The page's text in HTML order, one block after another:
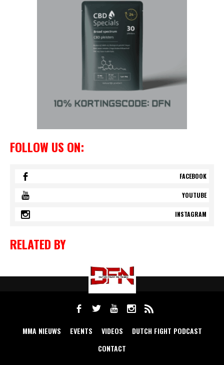
FOLLOW US ON:
FACEBOOK
YOUTUBE
INSTAGRAM
RELATED BY
MMA NIEUWS EVENTS VIDEOS
DUTCH FIGHT PODCAST
CONTACT